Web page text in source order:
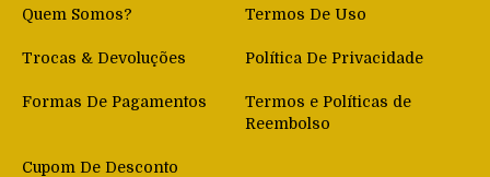
Quem Somos? Termos De Uso
Trocas & Devoluções Política De Privacidade
Formas De Pagamentos
Termos e Políticas de
Reembolso
Cupom De Desconto